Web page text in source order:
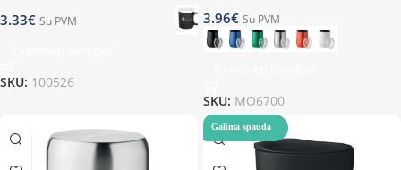
3.33€ Su PVM
SKU: 100526
3.96€ Su PVM
SKU: MO6700
Galima spauda